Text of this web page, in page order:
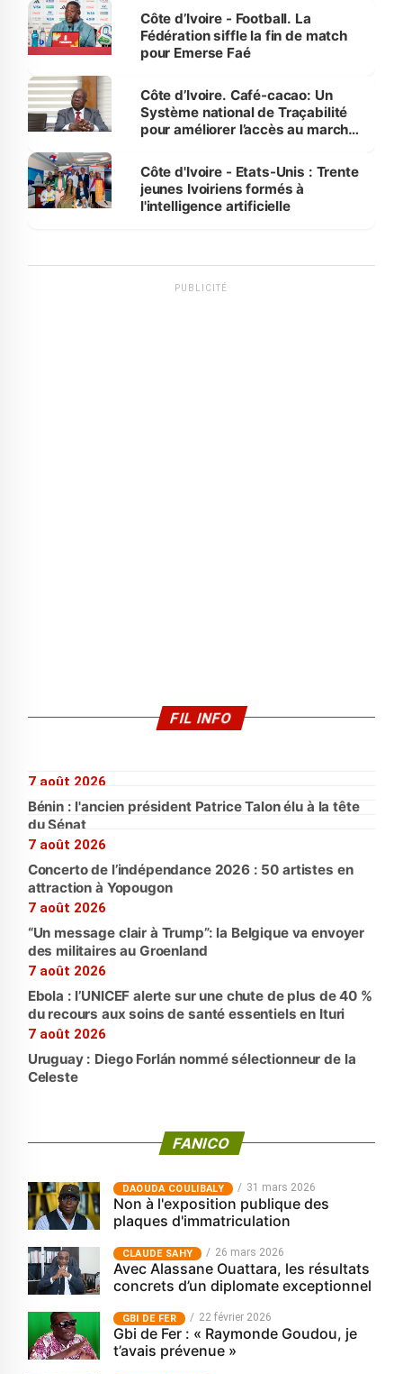
Côte d’Ivoire - Football. La
Fédération siffle la fin de match
pour Emerse Faé
Côte d’Ivoire. Café-cacao: Un
Système national de Traçabilité
pour améliorer l’accès au marché
Côte d'Ivoire - Etats-Unis : Trente
jeunes Ivoiriens formés à
l'intelligence artificielle
PUBLICITÉ
FIL INFO
7 août 2026
Bénin : l'ancien président Patrice Talon élu à la tête
du Sénat
7 août 2026
Concerto de l’indépendance 2026 : 50 artistes en
attraction à Yopougon
7 août 2026
“Un message clair à Trump”: la Belgique va envoyer
des militaires au Groenland
7 août 2026
Ebola : l’UNICEF alerte sur une chute de plus de 40 %
du recours aux soins de santé essentiels en Ituri
7 août 2026
Uruguay : Diego Forlán nommé sélectionneur de la
Celeste
FANICO
‎DAOUDA COULIBALY 31 mars 2026
Non à l'exposition publique des
plaques d'immatriculation
CLAUDE SAHY 26 mars 2026
Avec Alassane Ouattara, les résultats
concrets d’un diplomate exceptionnel
GBI DE FER 22 février 2026
Gbi de Fer : « Raymonde Goudou, je
t’avais prévenue »